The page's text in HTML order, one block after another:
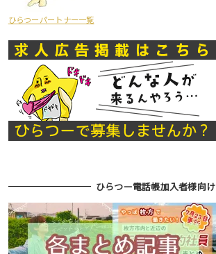
ひらつーパートナー一覧
ひらつー電話帳加入者様向け